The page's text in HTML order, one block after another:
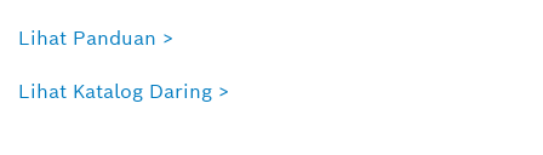
Lihat Panduan >
Lihat Katalog Daring >